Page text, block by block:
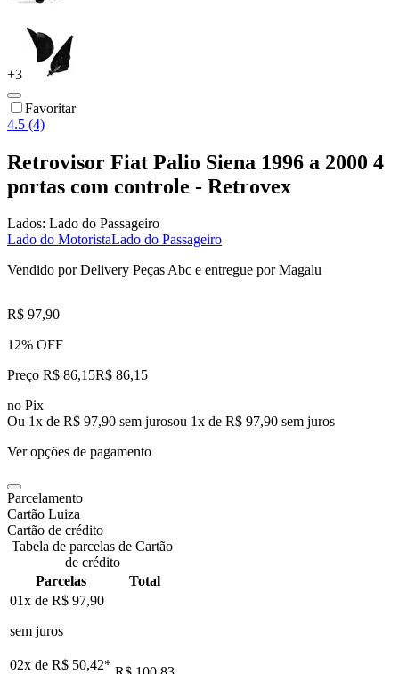
+3
Favoritar
4.5 (4)
Retrovisor Fiat Palio Siena 1996 a 2000 4
portas com controle - Retrovex
Lados: Lado do Passageiro
Lado do MotoristaLado do Passageiro
Vendido porDelivery Peças Abc e entregue por Magalu
R$ 97,90
12% OFF
Preço R$ 86,15R$ 86,15
no Pix
Ou 1x de R$ 97,90 sem jurosou 1x de R$ 97,90 sem juros
Ver opções de pagamento
Parcelamento
Cartão Luiza
Cartão de crédito
Tabela de parcelas de Cartão
de crédito
Parcelas
Total
01x de R$ 97,90
sem juros
02x de R$ 50,42*